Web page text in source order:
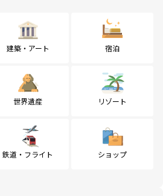
建築・アート 宿泊
世界遺産 リゾート
鉄道・フライト ショップ